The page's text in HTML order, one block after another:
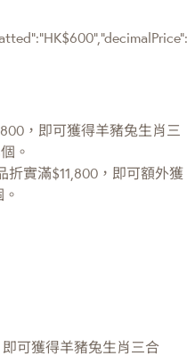
，即可獲得羊豬兔生肖三
。
實滿$11,800，即可額外獲
可獲得羊豬兔生肖三合